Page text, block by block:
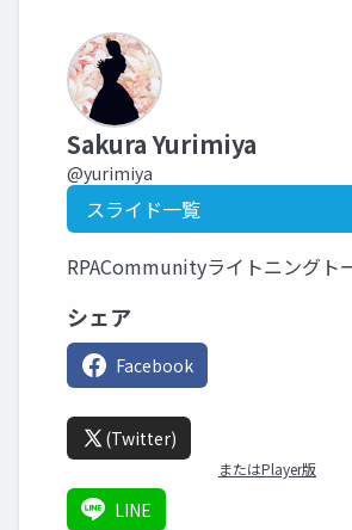
Sakura Yurimiya
@yurimiya
スライド一覧
RPACommunityライトニングト
シェア
Facebook
(Twitter)
またはPlayer版
LINE